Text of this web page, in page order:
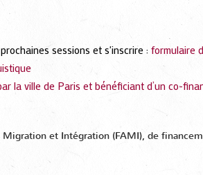
sessions et s'inscrire : formulaire
la ville de Paris et bénéficiant d’un co-
et Intégration (FAMI), de